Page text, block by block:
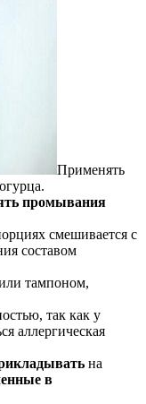
Применять
промывания
смешивается с
составом
тампоном,
так как у
аллергическая
на
в